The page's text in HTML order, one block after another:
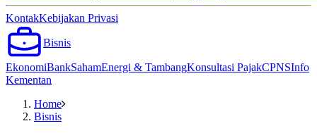
KontakKebijakan Privasi
Bisnis
EkonomiBankSahamEnergi & TambangKonsultasi PajakCPNSInfo
Kementan
Home
Bisnis